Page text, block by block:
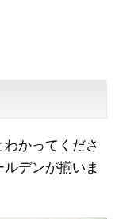
かってくださ
デンが揃いま